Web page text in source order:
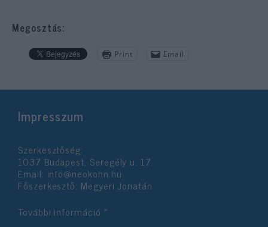
Megosztás:
Print Email
Impresszum
Szerkesztőség:
1037 Budapest, Seregély u. 17.
Email: info@neokohn.hu
Főszerkesztő: Megyeri Jonatán
További információ »